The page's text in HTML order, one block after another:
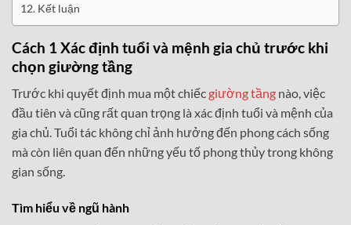
Kết luận
Cách 1 Xác định tuổi và mệnh gia chủ trước khi
chọn giường tầng
Trước khi quyết định mua một chiếcgiường tầng nào, việc
đầu tiên và cũng rất quan trọng là xác định tuổi và mệnh của
gia chủ. Tuổi tác không chỉ ảnh hưởng đến phong cách sống
mà còn liên quan đến những yếu tố phong thủy trong không
gian sống.
Tìm hiểu về ngũ hành